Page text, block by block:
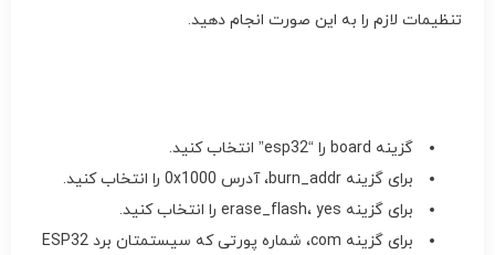
تنظیمات لازم را به این صورت انجام دهید.
گزینه board را “esp32” انتخاب کنید.
برای گزینه burn_addr، آدرس 0x1000 را انتخاب کنید.
برای گزینه erase_flash، yes را انتخاب کنید.
برای گزینه com، شماره پورتی که سیستمتان برد ESP32